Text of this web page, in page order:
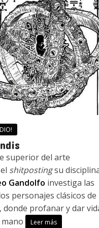
superior del arte
shitpostingsu
Gandolfo investiga las
personajes clásicos de
profanar y dar
Leer más